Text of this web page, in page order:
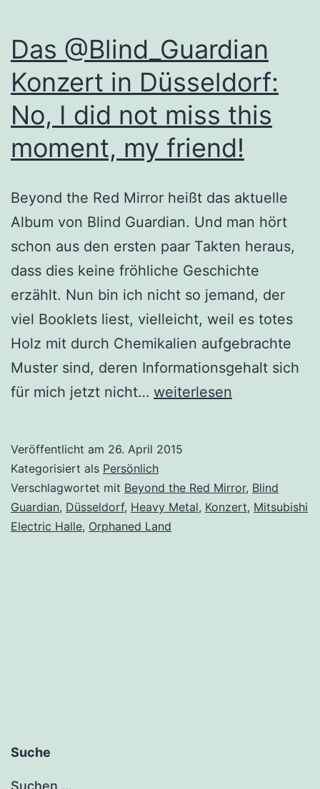
Das @Blind_Guardian
Konzert in Düsseldorf:
No, I did not miss this
moment, my friend!
Beyond the Red Mirror heißt das aktuelle
Album von Blind Guardian. Und man hört
schon aus den ersten paar Takten heraus,
dass dies keine fröhliche Geschichte
erzählt. Nun bin ich nicht so jemand, der
viel Booklets liest, vielleicht, weil es totes
Holz mit durch Chemikalien aufgebrachte
Muster sind, deren Informationsgehalt sich
für mich jetzt nicht… Das
in
Düsseldorf:
No,
I
weiterlesen
Veröffentlicht am 26. April 2015
Kategorisiert als Persönlich
Verschlagwortet mit Beyond the Red Mirror, Blind
Guardian, Düsseldorf, Heavy Metal, Konzert, Mitsubishi
Electric Halle, Orphaned Land
Suche